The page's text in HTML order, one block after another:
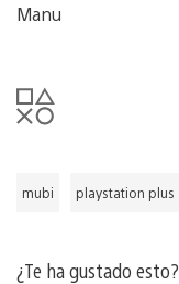
Manu
mubi playstation plus
¿Te ha gustado esto?